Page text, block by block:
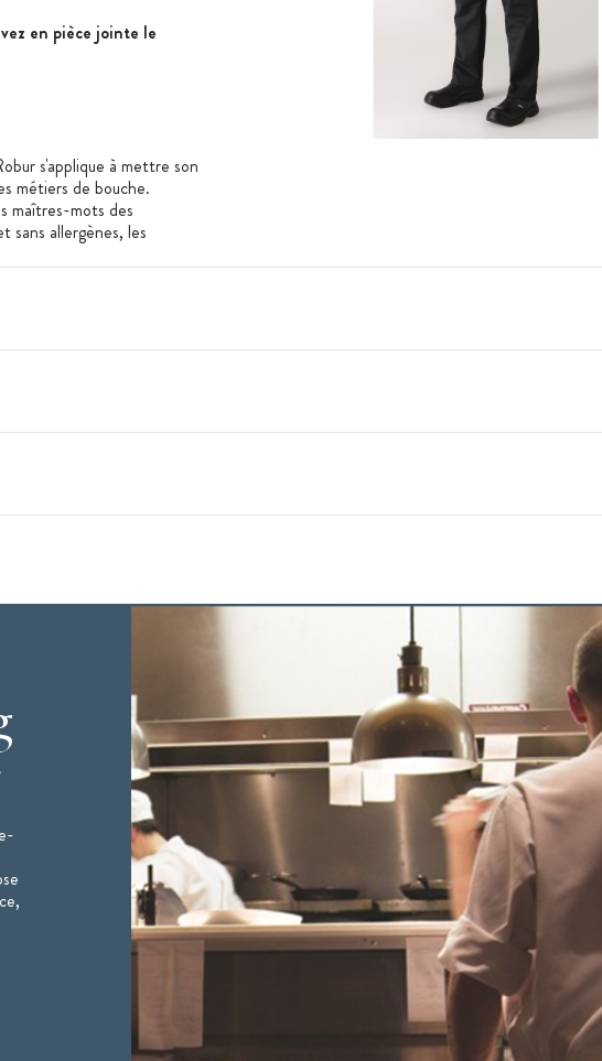
en pièce jointe le
s'applique à mettre son
métiers de bouche.
maîtres-mots des
sans allergènes, les